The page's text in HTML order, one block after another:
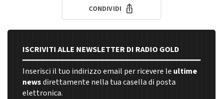
CONDIVIDI
ISCRIVITI ALLE NEWSLETTER DI RADIO GOLD
Inserisci il tuo indirizzo email per ricevere le ultime
newsdirettamente nella tua casella di posta
elettronica.